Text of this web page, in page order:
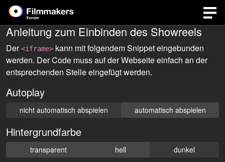
Anleitung zum Einbinden des Showreels
Der<iframe> kann mit folgendem Snippet eingebunden
werden. Der Code muss auf der Webseite einfach an der
entsprechenden Stelle eingefügt werden.
Autoplay
nicht automatisch abspielen automatisch abspielen
Hintergrundfarbe
transparent hell dunkel